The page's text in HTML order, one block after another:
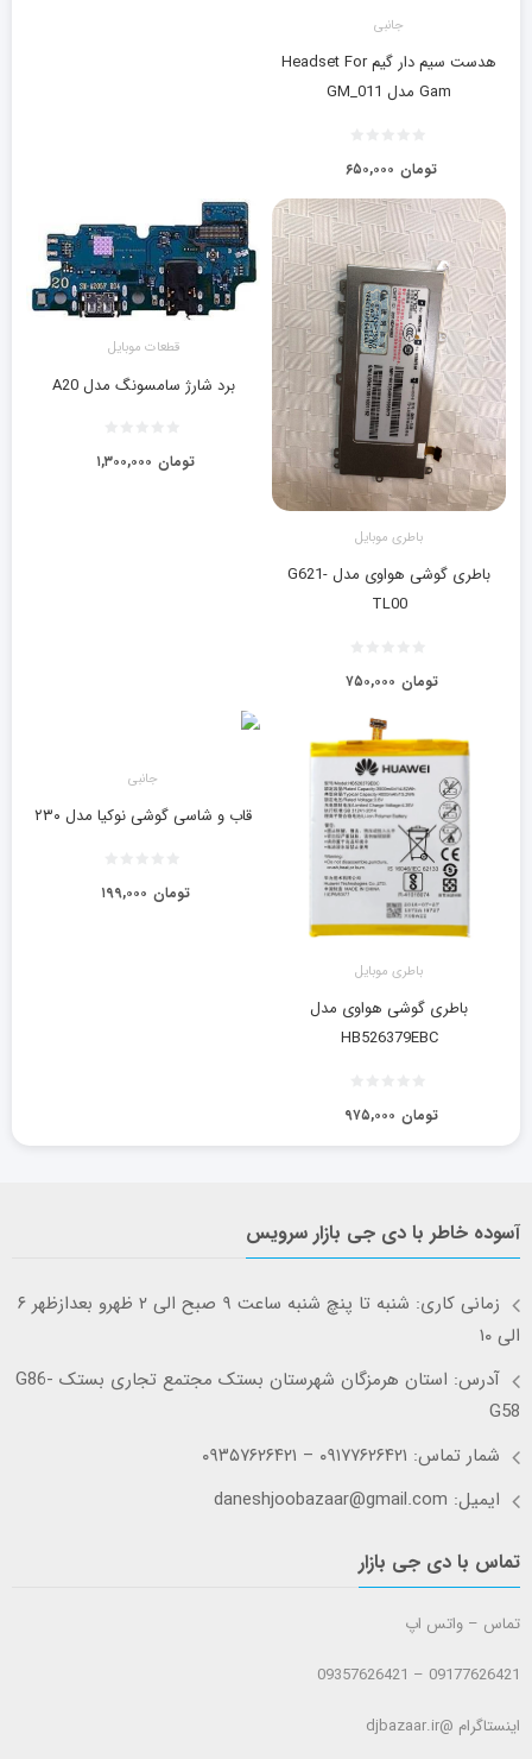
جانبی
هدست سیم دار گیم Headset For
Gam مدل GM_011
۶۵۰,۰۰۰ تومان
باطری موبایل
باطری گوشی هواوی مدل G621-
TL00
۷۵۰,۰۰۰ تومان
قطعات موبایل
برد شارژ سامسونگ مدل A20
۱,۳۰۰,۰۰۰ تومان
باطری موبایل
باطری گوشی هواوی مدل
HB526379EBC
۹۷۵,۰۰۰ تومان
جانبی
قاب و شاسی گوشی نوکیا مدل ۲۳۰
۱۹۹,۰۰۰ تومان
آسوده خاطر با دی جی بازار سرویس
زمانی کاری: شنبه تا پنچ شنبه ساعت ۹ صبح الی ۲ ظهرو بعدازظهر ۶
الی ۱۰
آدرس: استان هرمزگان شهرستان بستک مجتمع تجاری بستک G86-
G58
شمار تماس: ۰۹۱۷۷۶۲۶۴۲۱ – ۰۹۳۵۷۶۲۶۴۲۱
ایمیل: daneshjoobazaar@gmail.com
تماس با دی جی بازار
تماس – واتس اپ
09177626421 – 09357626421
اینستاگرام @djbazaar.ir